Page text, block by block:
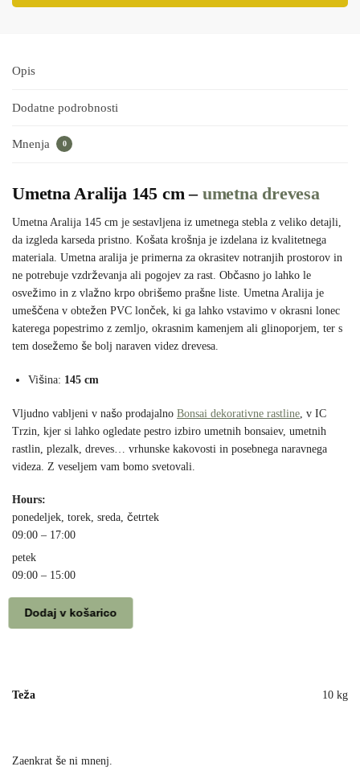
Opis
Dodatne podrobnosti
Mnenja 0
Umetna Aralija 145 cm – umetna drevesa
Umetna Aralija 145 cm je sestavljena iz umetnega stebla z veliko detajli,
da izgleda karseda pristno. Košata krošnja je izdelana iz kvalitetnega
materiala. Umetna aralija je primerna za okrasitev notranjih prostorov in
ne potrebuje vzdrževanja ali pogojev za rast. Občasno jo lahko le
osvežimo in z vlažno krpo obrišemo prašne liste. Umetna Aralija je
umeščena v obtežen PVC lonček, ki ga lahko vstavimo v okrasni lonec
katerega popestrimo z zemljo, okrasnim kamenjem ali glinoporjem, ter s
tem dosežemo še bolj naraven videz drevesa.
Višina: 145 cm
Vljudno vabljeni v našo prodajalno Bonsai dekorativne rastline , v IC
Trzin, kjer si lahko ogledate pestro izbiro umetnih bonsaiev, umetnih
rastlin, plezalk, dreves… vrhunske kakovosti in posebnega naravnega
videza. Z veseljem vam bomo svetovali.
Hours:
ponedeljek, torek, sreda, četrtek
09:00 – 17:00
petek
09:00 – 15:00
Dodaj v košarico
Teža 10 kg
Zaenkrat še ni mnenj.